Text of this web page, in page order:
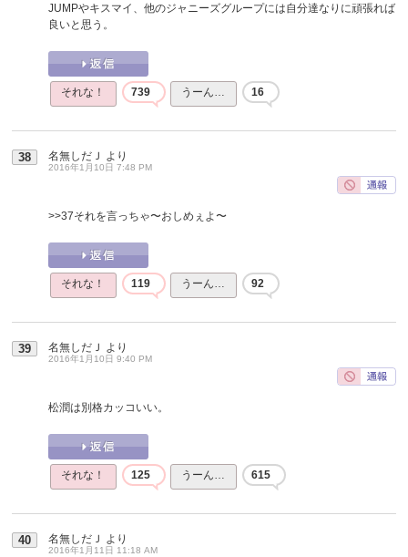
JUMPやキスマイ、他のジャニーズグループには自分達なりに頑張れば
良いと思う。
それな！ 739 うーん… 16
38 名無しだＪ より
2016年1月10日 7:48 PM
>>37それを言っちゃ〜おしめぇよ〜
それな！ 119 うーん… 92
39 名無しだＪ より
2016年1月10日 9:40 PM
松潤は別格カッコいい。
それな！ 125 うーん… 615
40 名無しだＪ より
2016年1月11日 11:18 AM